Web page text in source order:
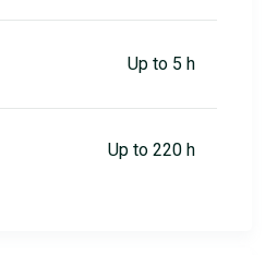
Up to 5 h
Up to 220 h